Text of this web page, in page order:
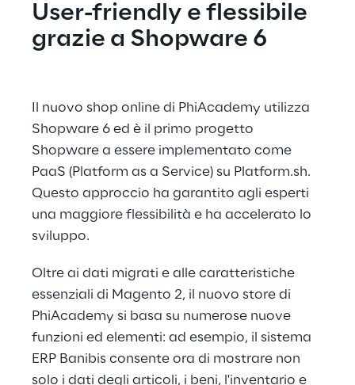
User-friendly e flessibile
grazie a Shopware 6
Il nuovo shop online di PhiAcademy utilizza
Shopware 6 ed è il primo progetto
Shopware a essere implementato come
PaaS (Platform as a Service) su Platform.sh.
Questo approccio ha garantito agli esperti
una maggiore flessibilità e ha accelerato lo
sviluppo.
Oltre ai dati migrati e alle caratteristiche
essenziali di Magento 2, il nuovo store di
PhiAcademy si basa su numerose nuove
funzioni ed elementi: ad esempio, il sistema
ERP Banibis consente ora di mostrare non
solo i dati degli articoli, i beni, l'inventario e